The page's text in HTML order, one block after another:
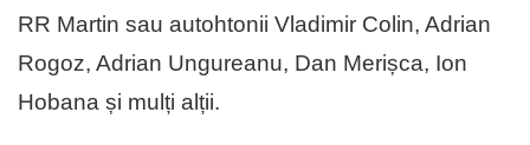
RR Martin sau autohtonii Vladimir Colin, Adrian
Rogoz, Adrian Ungureanu, Dan Merișca, Ion
Hobana și mulți alții.